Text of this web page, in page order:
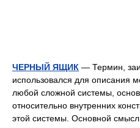
ЧЕРНЫЙ ЯЩИК — Термин,
использовался для описания
любой сложной системы,
относительно внутренних
этой системы. Основной